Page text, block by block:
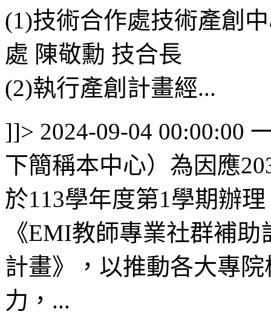
(1)技術合作處技術產創
處 陳敬勳 技合長
(2)執行產創計畫經...
]]> 2024-09-04 00:00:00
下簡稱本中心）為因應
於113學年度第1學期辦
《EMI教師專業社群補
計畫》，以推動各大專
力，...